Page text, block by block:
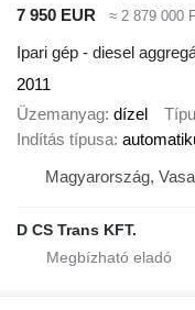
7 950 EUR
≈ 2 879 000
Ipari gép - diesel
2011
Üzemanyag dízel
Indítás típusa
Magyarország,
D CS Trans KFT.